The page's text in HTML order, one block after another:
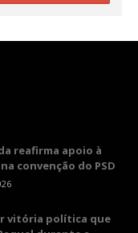
reafirma apoio à
convenção do PSD
vitória política que